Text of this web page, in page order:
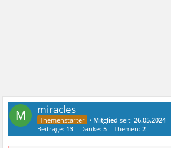
M miracles
• Mitglied seit:26.05.2024
Beiträge: 13 Danke:5 Themen:2